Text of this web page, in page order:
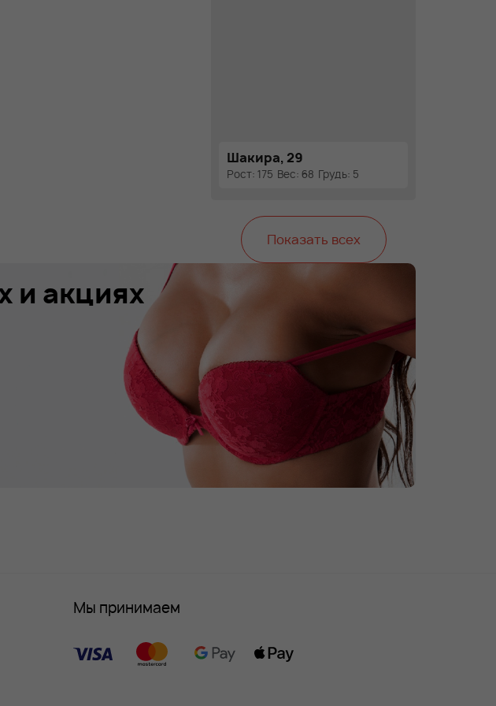
Шакира, 29
Рост: 175 Вес: 68 Грудь: 5
Показать всех
и акциях
Мы принимаем